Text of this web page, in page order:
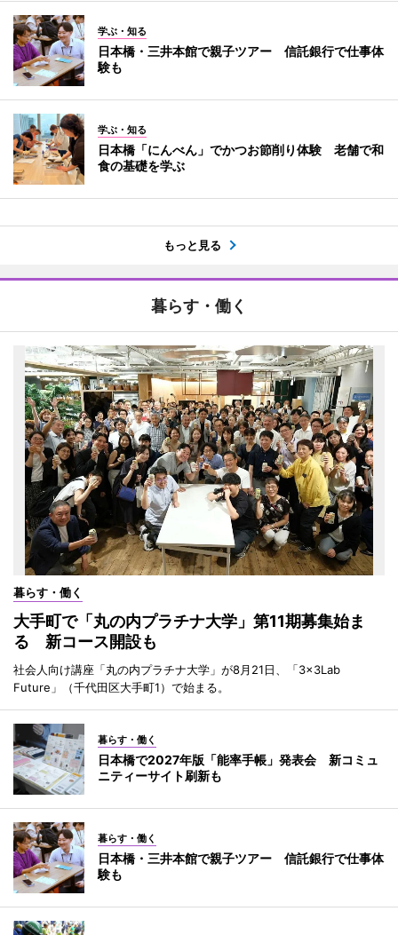
学ぶ・知る
日本橋・三井本館で親子ツアー 信託銀行で仕事体
験も
学ぶ・知る
日本橋「にんべん」でかつお節削り体験 老舗で和
食の基礎を学ぶ
もっと見る
暮らす・働く
暮らす・働く
大手町で「丸の内プラチナ大学」第11期募集始ま
る 新コース開設も
社会人向け講座「丸の内プラチナ大学」が8月21日、「3×3Lab
Future」（千代田区大手町1）で始まる。
暮らす・働く
日本橋で2027年版「能率手帳」発表会 新コミュ
ニティーサイト刷新も
暮らす・働く
日本橋・三井本館で親子ツアー 信託銀行で仕事体
験も